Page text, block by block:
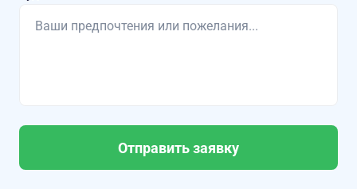
Отправить заявку